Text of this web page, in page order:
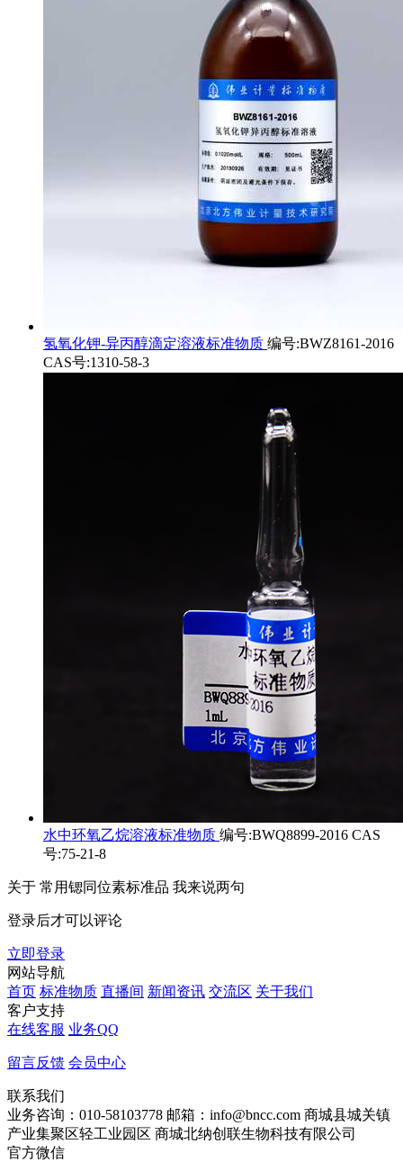
氢氧化钾-异丙醇滴定溶液标准物质 编号:BWZ8161-2016
CAS号:1310-58-3
水中环氧乙烷溶液标准物质 编号:BWQ8899-2016 CAS
号:75-21-8
关于 常用锶同位素标准品 我来说两句
登录后才可以评论
立即登录
网站导航
首页 标准物质 直播间 新闻资讯 交流区 关于我们
客户支持
在线客服 业务QQ
留言反馈 会员中心
联系我们
业务咨询：010-58103778 邮箱：info@bncc.com 商城县城关镇
产业集聚区轻工业园区 商城北纳创联生物科技有限公司
官方微信